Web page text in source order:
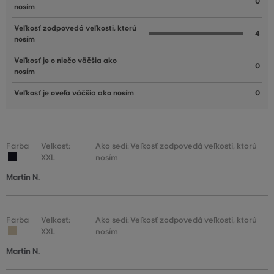
nosím
Veľkosť zodpovedá veľkosti, ktorú
nosím
4
Veľkosť je o niečo väčšia ako
nosím
0
Veľkosť je oveľa väčšia ako nosím 0
Farba
Veľkosť:
XXL
Ako sedí: Veľkosť zodpovedá veľkosti, ktorú
nosím
Martin N.
Farba
Veľkosť:
XXL
Ako sedí: Veľkosť zodpovedá veľkosti, ktorú
nosím
Martin N.